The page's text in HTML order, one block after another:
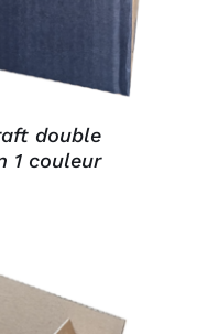
double
1 couleur